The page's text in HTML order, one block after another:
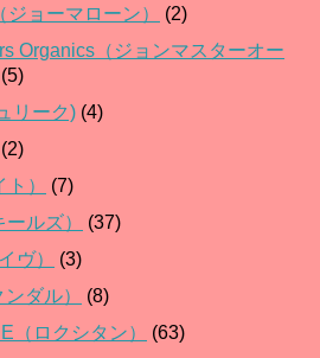
ョーマローン）
(2)
Organics（ジョンマスターオー
(5)
リーク) (4)
(2)
）
(7)
ルズ）
(37)
ヴ）
(3)
ダル）
(8)
（ロクシタン）
(63)